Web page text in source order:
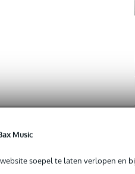
Music
soepel te laten verlopen en